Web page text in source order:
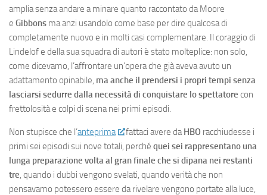
amplia senza andare a minare quanto raccontato da Moore
e Gibbons ma anzi usandolo come base per dire qualcosa di
completamente nuovo e in molti casi complementare. Il coraggio di
Lindelof e della sua squadra di autori è stato molteplice: non solo,
come dicevamo, l’affrontare un’opera che già aveva avuto un
adattamento opinabile, ma anche il prendersi i propri tempi senza
lasciarsi sedurre dalla necessità di conquistare lo spettatore con
frettolosità e colpi di scena nei primi episodi.
Non stupisce che l’anteprima fattaci avere daHBO racchiudesse i
primi sei episodi sui nove totali, perché quei sei rappresentano una
lunga preparazione volta al gran finale che si dipana nei restanti
tre, quando i dubbi vengono svelati, quando verità che non
pensavamo potessero essere da rivelare vengono portate alla luce,